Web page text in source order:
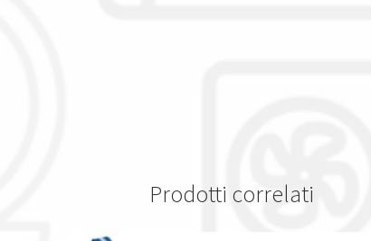
Prodotti correlati